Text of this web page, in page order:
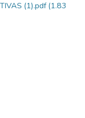
(1).pdf(1.83